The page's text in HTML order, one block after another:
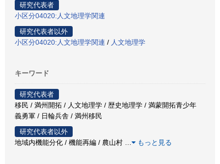
研究代表者
小区分04020:人文地理学関連
研究代表者以外
小区分04020:人文地理学関連 / 人文地理学
キーワード
研究代表者
移民 / 満州開拓 / 人文地理学 / 歴史地理学 / 満蒙開拓青少年
義勇軍 / 日輪兵舎 / 満州移民
研究代表者以外
地域内機能分化 / 機能再編 / 農山村
もっと見る